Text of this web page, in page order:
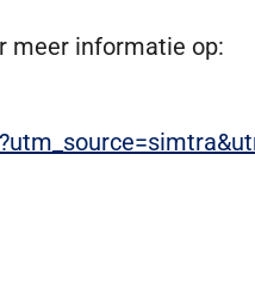
meer informatie op: